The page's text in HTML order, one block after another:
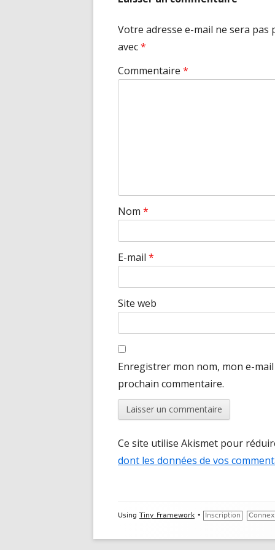
Votre adresse e-mail ne sera pas
avec*
Commentaire *
Nom *
E-mail *
Site web
Enregistrer mon nom, mon e-
prochain commentaire.
Ce site utilise Akismet pour
dont les données de vos
Content
Using Tiny Framework • Inscription